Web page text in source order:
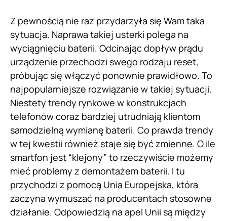
Z pewnością nie raz przydarzyła się Wam taka
sytuacja. Naprawa takiej usterki polega na
wyciągnięciu baterii. Odcinając dopływ prądu
urządzenie przechodzi swego rodzaju reset,
próbując się włączyć ponownie prawidłowo. To
najpopularniejsze rozwiązanie w takiej sytuacji.
Niestety trendy rynkowe w konstrukcjach
telefonów coraz bardziej utrudniają klientom
samodzielną wymianę baterii. Co prawda trendy
w tej kwestii również staje się być zmienne. O ile
smartfon jest “klejony” to rzeczywiście możemy
mieć problemy z demontażem baterii. I tu
przychodzi z pomocą Unia Europejska, która
zaczyna wymuszać na producentach stosowne
działanie. Odpowiedzią na apel Unii są między